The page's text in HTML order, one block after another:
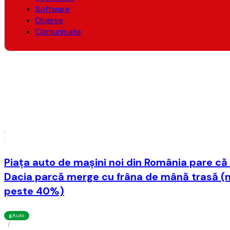
Software
Diverse
Comunicate
Piaţa auto de maşini noi din România pare
Dacia parcă merge cu frâna de mână trasă
peste 40%)
gAuto
/